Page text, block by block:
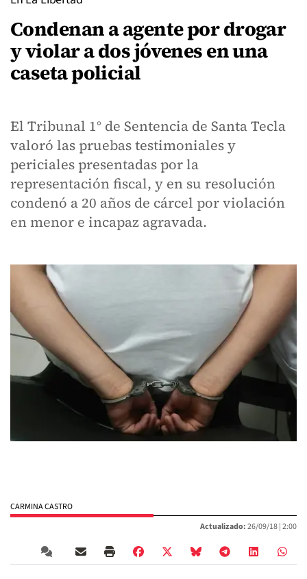
Condenan a agente por drogar
y violar a dos jóvenes en una
caseta policial
El Tribunal 1° de Sentencia de Santa Tecla
valoró las pruebas testimoniales y
periciales presentadas por la
representación fiscal, y en su resolución
condenó a 20 años de cárcel por violación
en menor e incapaz agravada.
CARMINA CASTRO
Actualizado:26/09/18 |2:00